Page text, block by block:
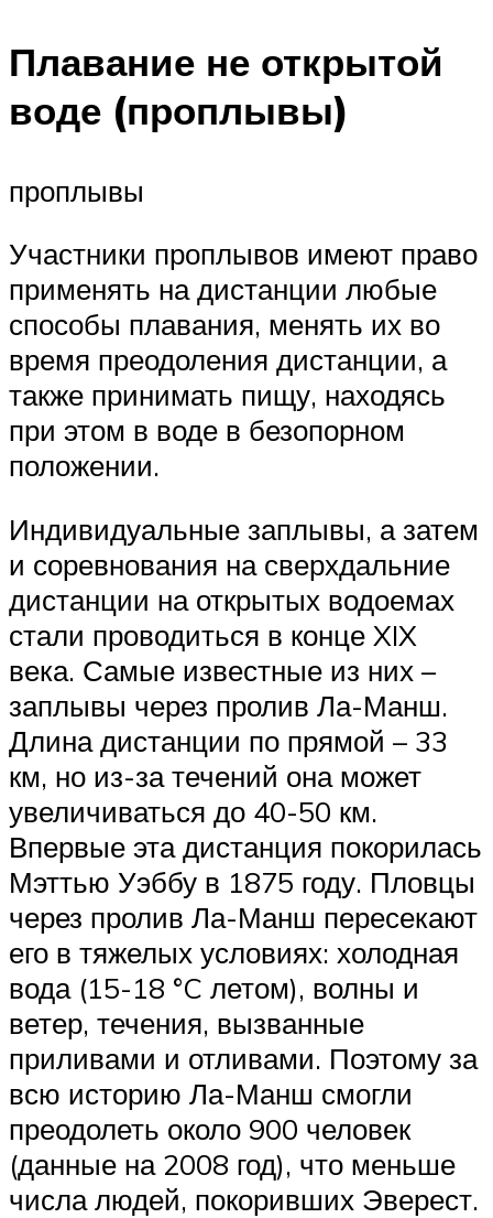
Плавание не открытой
воде (проплывы)
проплывы
Участники проплывов имеют право
применять на дистанции любые
способы плавания, менять их во
время преодоления дистанции, а
также принимать пищу, находясь
при этом в воде в безопорном
положении.
Индивидуальные заплывы, а затем
и соревнования на сверхдальние
дистанции на открытых водоемах
стали проводиться в конце XIX
века. Самые известные из них –
заплывы через пролив Ла-Манш.
Длина дистанции по прямой – 33
км, но из-за течений она может
увеличиваться до 40-50 км.
Впервые эта дистанция покорилась
Мэттью Уэббу в 1875 году. Пловцы
через пролив Ла-Манш пересекают
его в тяжелых условиях: холодная
вода (15-18 °C летом), волны и
ветер, течения, вызванные
приливами и отливами. Поэтому за
всю историю Ла-Манш смогли
преодолеть около 900 человек
(данные на 2008 год), что меньше
числа людей, покоривших Эверест.